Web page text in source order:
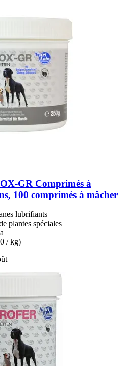
​GR Comprimés à
100 comprimés à mâcher
lubrifiants
plantes spéciales
/ kg)